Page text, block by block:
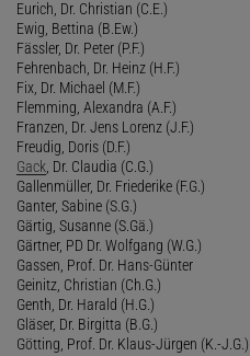
Eurich, Dr. Christian (C.E.)
Ewig, Bettina (B.Ew.)
Fässler, Dr. Peter (P.F.)
Fehrenbach, Dr. Heinz (H.F.)
Fix, Dr. Michael (M.F.)
Flemming, Alexandra (A.F.)
Franzen, Dr. Jens Lorenz (J.F.)
Freudig, Doris (D.F.)
Gack , Dr. Claudia (C.G.)
Gallenmüller, Dr. Friederike (F.G.)
Ganter, Sabine (S.G.)
Gärtig, Susanne (S.Gä.)
Gärtner, PD Dr. Wolfgang (W.G.)
Gassen, Prof. Dr. Hans-Günter
Geinitz, Christian (Ch.G.)
Genth, Dr. Harald (H.G.)
Gläser, Dr. Birgitta (B.G.)
Götting, Prof. Dr. Klaus-Jürgen (K.-J.G.)